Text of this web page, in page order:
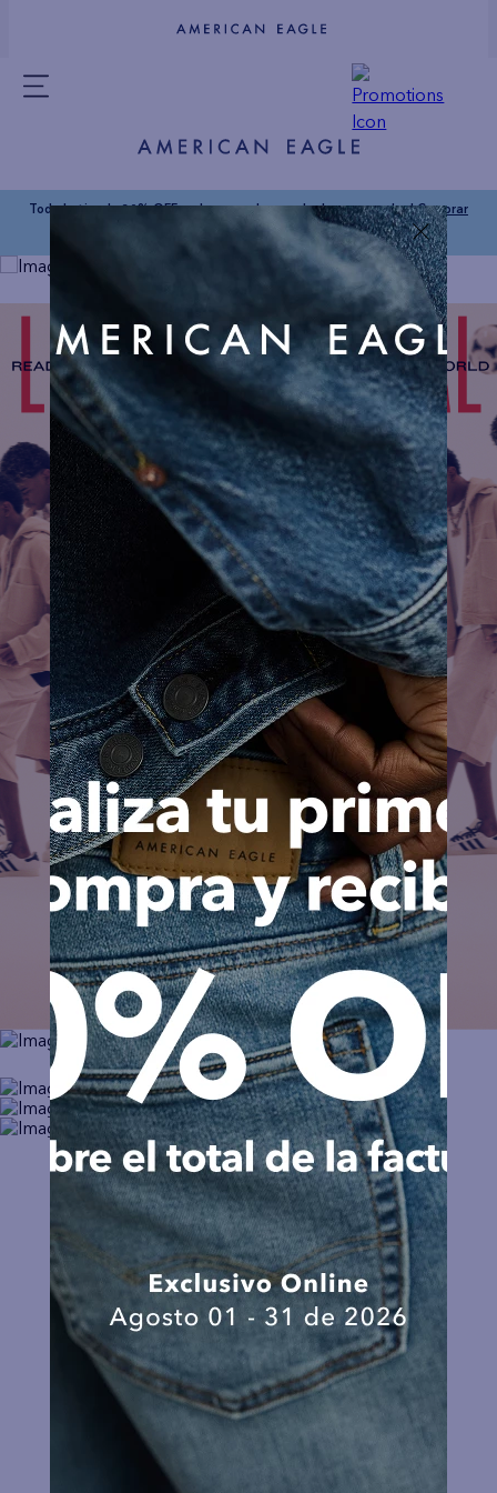
Toda la tienda 30% OFF en la segunda prenda de menor valor |Comprar
Comprar Hombre
Conoce a Lamine
COMPRAR ROPA
COMPRAR AHORA
Comprar Mujer
Comprar Hombre